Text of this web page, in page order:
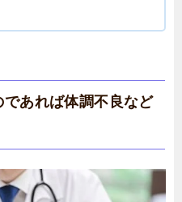
あれば体調不良など